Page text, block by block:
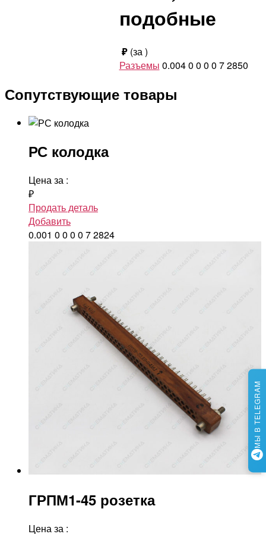
подобные
₽ (за)
Разъемы 0.0040 0 0 0 72850
Сопутствующие товары
РС колодка
Цена за :
₽
Продать деталь
Добавить
0.001 0 0 0 0 72824
ГРПМ1-45 розетка
Цена за :
МЫ В TELEGRAM